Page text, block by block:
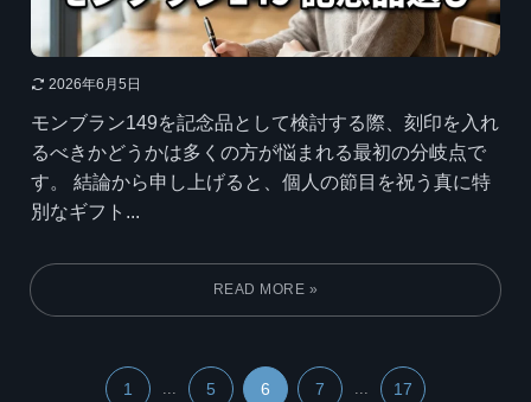
2026年6月5日
モンブラン149を記念品として検討する際、刻印を入れ
るべきかどうかは多くの方が悩まれる最初の分岐点で
す。 結論から申し上げると、個人の節目を祝う真に特
別なギフト...
1 ... 5 6 7 ... 17